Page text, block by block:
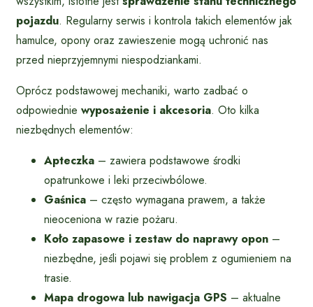
pojazdu. Regularny serwis i kontrola takich elementów jak
hamulce, opony oraz zawieszenie mogą uchronić nas
przed nieprzyjemnymi niespodziankami.
Oprócz podstawowej mechaniki, warto zadbać o
odpowiednie wyposażenie i akcesoria. Oto kilka
niezbędnych elementów:
Apteczka – zawiera podstawowe środki
opatrunkowe i leki przeciwbólowe.
Gaśnica – często wymagana prawem, a także
nieoceniona w razie pożaru.
Koło zapasowe i zestaw do naprawy opon –
niezbędne, jeśli pojawi się problem z ogumieniem na
trasie.
Mapa drogowa lub nawigacja GPS – aktualne